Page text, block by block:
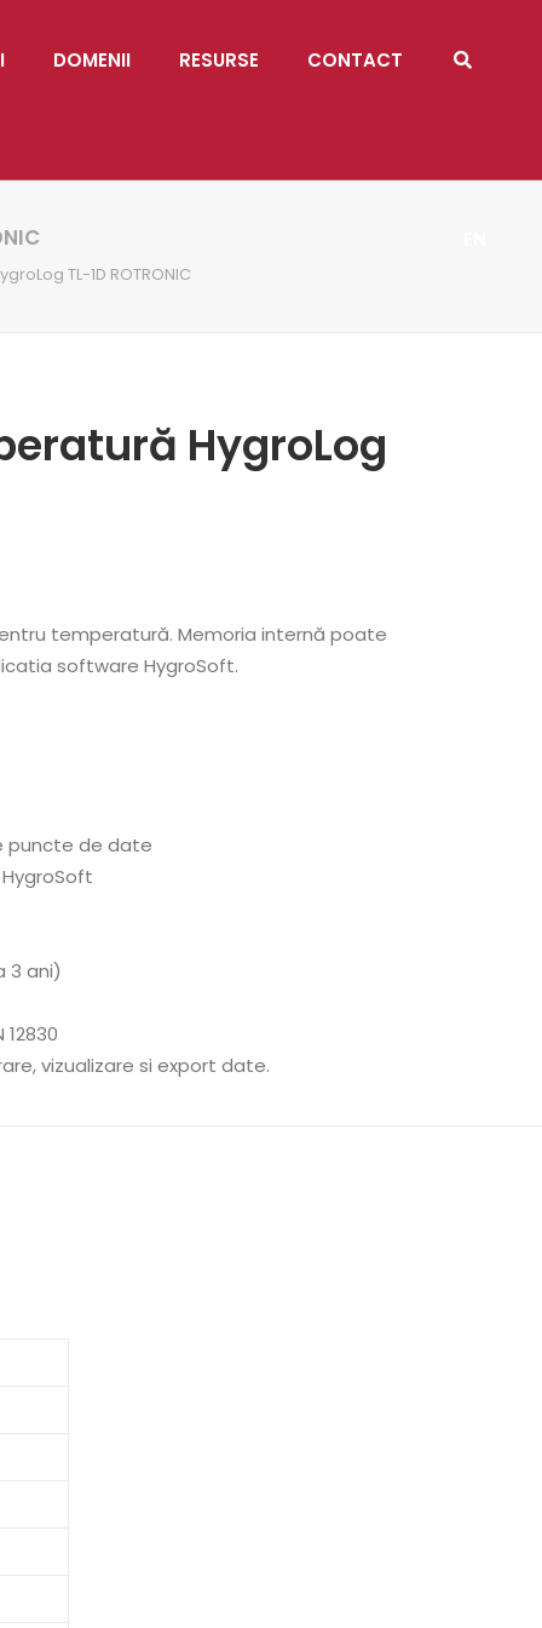
DOMENII RESURSE CONTACT
TL-1D ROTRONIC
HygroLog
temperatură. Memoria internă poate
software HygroSoft.
puncte de date
3 ani)
vizualizare si export date.